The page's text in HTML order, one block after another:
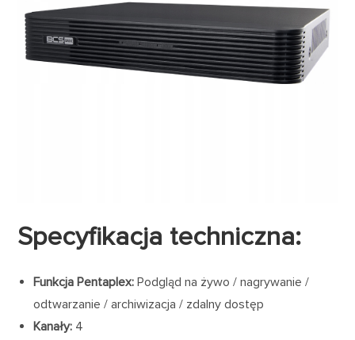
Specyfikacja techniczna:
Funkcja Pentaplex: Podgląd na żywo / nagrywanie /
odtwarzanie / archiwizacja / zdalny dostęp
Kanały: 4